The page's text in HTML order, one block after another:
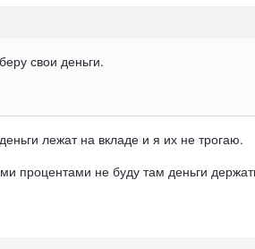
свои деньги.
лежат на вкладе и я их не трогаю.
процентами не буду там деньги